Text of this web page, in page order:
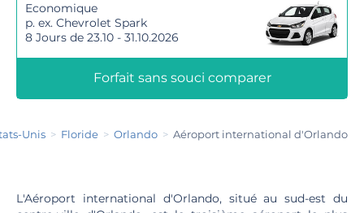
Economique
p. ex. Chevrolet Spark
8 Jours de 23.10 - 31.10.2026
Forfait sans souci comparer
Unis Floride Orlando Aéroport international d'Orlando
L'Aéroport international d'Orlando, situé au sud-est du